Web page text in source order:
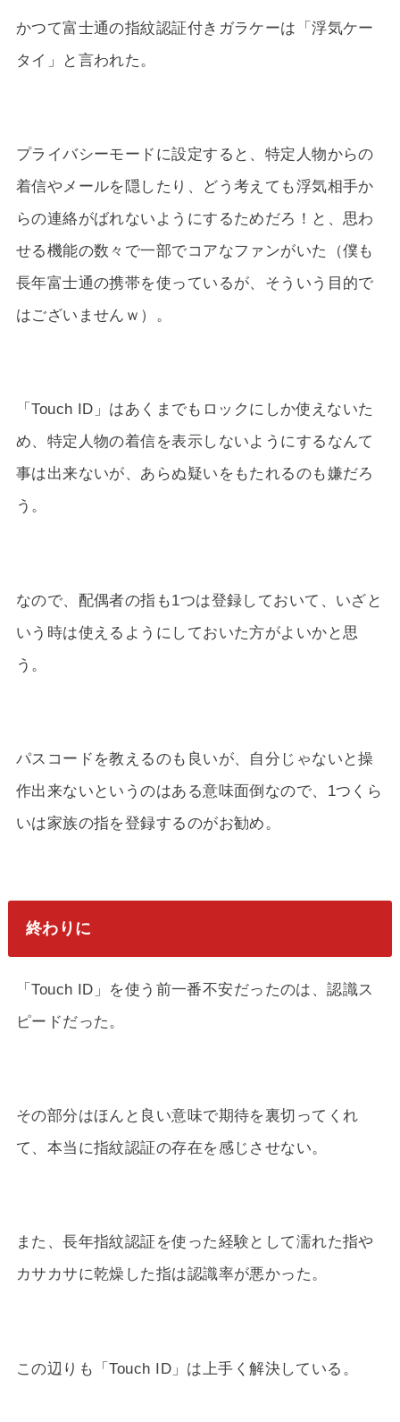
かつて富士通の指紋認証付きガラケーは「浮気ケー
タイ」と言われた。
プライバシーモードに設定すると、特定人物からの
着信やメールを隠したり、どう考えても浮気相手か
らの連絡がばれないようにするためだろ！と、思わ
せる機能の数々で一部でコアなファンがいた（僕も
長年富士通の携帯を使っているが、そういう目的で
はございませんｗ）。
「Touch ID」はあくまでもロックにしか使えないた
め、特定人物の着信を表示しないようにするなんて
事は出来ないが、あらぬ疑いをもたれるのも嫌だろ
う。
なので、配偶者の指も1つは登録しておいて、いざと
いう時は使えるようにしておいた方がよいかと思
う。
パスコードを教えるのも良いが、自分じゃないと操
作出来ないというのはある意味面倒なので、1つくら
いは家族の指を登録するのがお勧め。
終わりに
「Touch ID」を使う前一番不安だったのは、認識ス
ピードだった。
その部分はほんと良い意味で期待を裏切ってくれ
て、本当に指紋認証の存在を感じさせない。
また、長年指紋認証を使った経験として濡れた指や
カサカサに乾燥した指は認識率が悪かった。
この辺りも「Touch ID」は上手く解決している。